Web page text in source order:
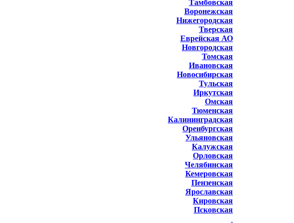
Тамбовская
Воронежская
Нижегородская
Тверская
Еврейская АО
Новгородская
Томская
Ивановская
Новосибирская
Тульская
Иркутская
Омская
Тюменская
Калининградская
Оренбургская
Ульяновская
Калужская
Орловская
Челябинская
Кемеровская
Пензенская
Ярославская
Кировская
Псковская